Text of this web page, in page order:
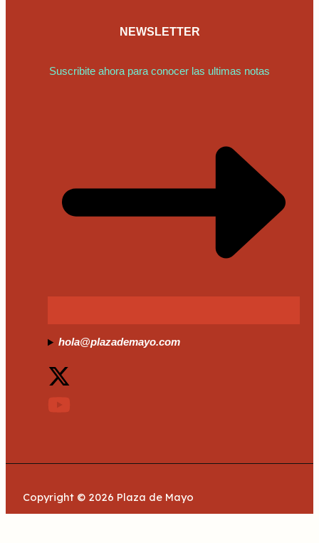
NEWSLETTER
Suscribite ahora para conocer las ultimas notas
hola@plazademayo.com
Copyright © 2026 Plaza de Mayo